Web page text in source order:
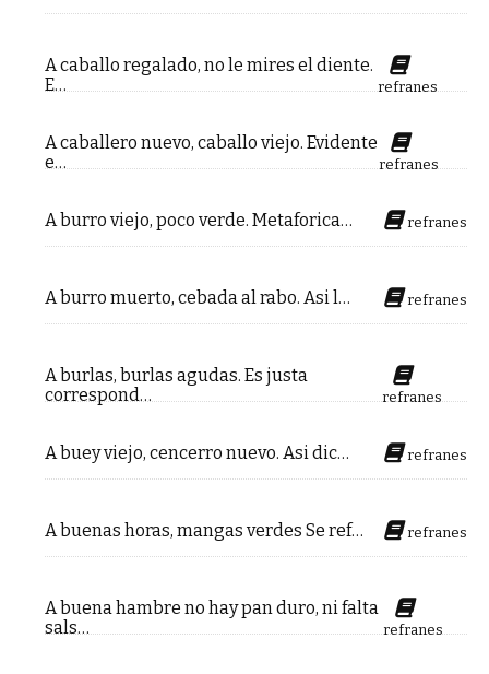
A caballo regalado, no le mires el diente.
E…
refranes
A caballero nuevo, caballo viejo. Evidente
e…
refranes
A burro viejo, poco verde. Metaforica… refranes
A burro muerto, cebada al rabo. Asi l… refranes
A burlas, burlas agudas. Es justa
correspond…
refranes
A buey viejo, cencerro nuevo. Asi dic… refranes
A buenas horas, mangas verdes Se ref… refranes
A buena hambre no hay pan duro, ni falta
sals…
refranes